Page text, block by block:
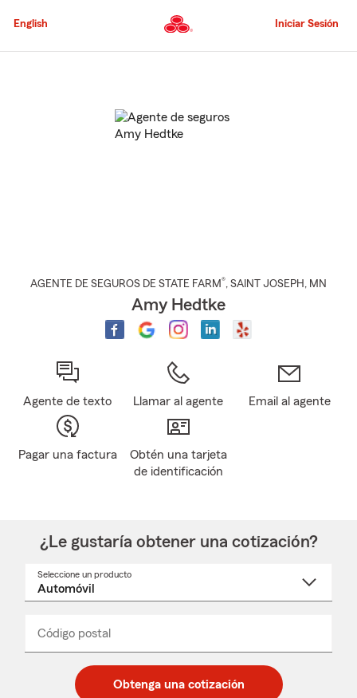
al
principal
English Iniciar Sesión
AGENTE DE SEGUROS DE STATE FARM®, SAINT JOSEPH , MN
Amy Hedtke
Agente de texto Llamar al agente Email al agente
Pagar una factura
Obtén una tarjeta
de identificación
¿Le gustaría obtener una cotización?
Seleccione un producto
desplegable
Código postal
de
de
_____
Obtenga una cotización